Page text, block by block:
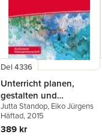
Del 4336
Unterricht planen,
gestalten und
evaluieren
Jutta Standop, Eiko Jürgens
Häftad, 2015
389 kr